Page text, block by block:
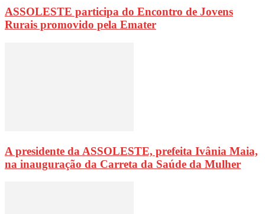
ASSOLESTE participa do Encontro de Jovens
Rurais promovido pela Emater
A presidente da ASSOLESTE, prefeita Ivânia Maia,
na inauguração da Carreta da Saúde da Mulher